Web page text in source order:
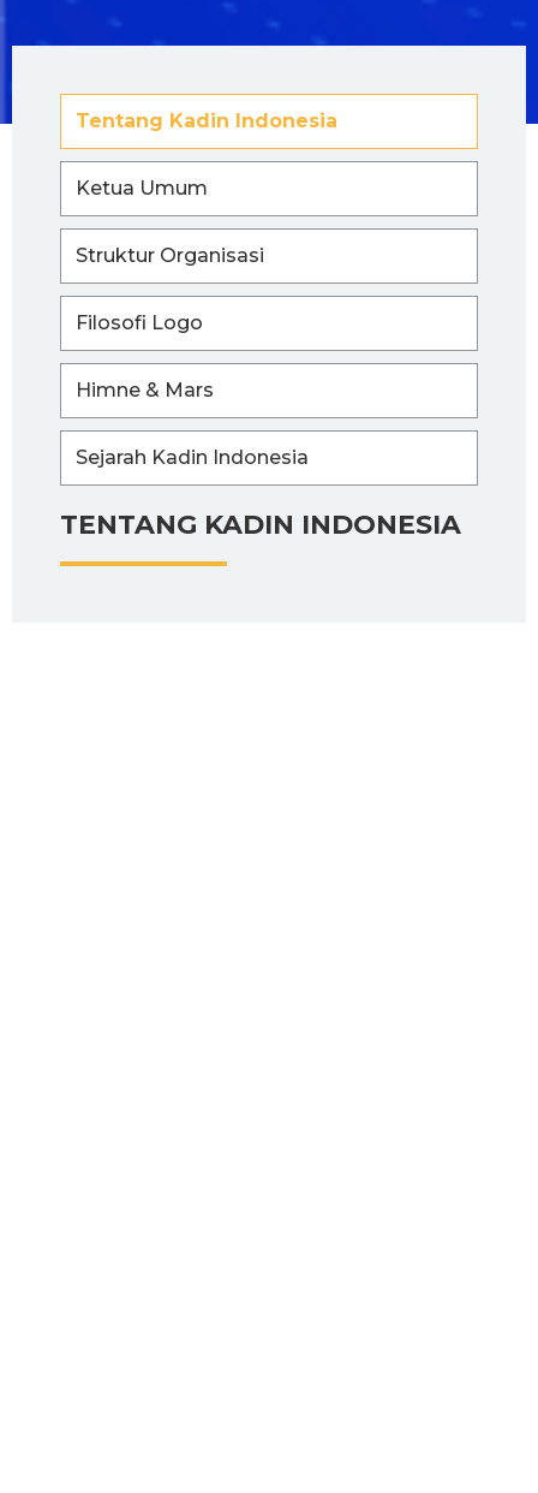
TENTANG KADIN INDONESIA
Tentang Kadin Indonesia
Ketua Umum
Struktur Organisasi
Filosofi Logo
Himne & Mars
Sejarah Kadin Indonesia